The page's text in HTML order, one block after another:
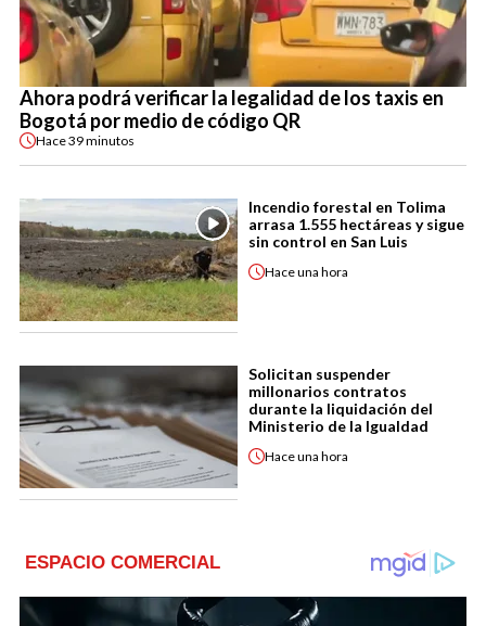
Ahora podrá verificar la legalidad de los taxis en
Bogotá por medio de código QR
Hace39 minutos
Incendio forestal en Tolima
arrasa 1.555 hectáreas y sigue
sin control en San Luis
Haceuna hora
Solicitan suspender
millonarios contratos
durante la liquidación del
Ministerio de la Igualdad
Haceuna hora